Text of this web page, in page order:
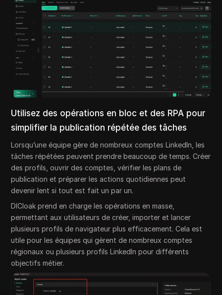
Utilisez des opérations en bloc et des RPA pour
simplifier la publication répétée des tâches
Lorsqu’une équipe gère de nombreux comptes LinkedIn, les
tâches répétées peuvent prendre beaucoup de temps. Créer
des profils, ouvrir des comptes, vérifier les plans de
publication et préparer les actions quotidiennes peut
devenir lent si tout est fait un par un.
DICloak prend en charge les opérations en masse,
permettant aux utilisateurs de créer, importer et lancer
plusieurs profils de navigateur plus efficacement. Cela est
utile pour les équipes qui gèrent de nombreux comptes
régionaux ou plusieurs profils LinkedIn pour différents
objectifs métier.